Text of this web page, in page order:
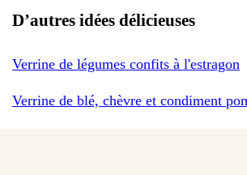
D’autres idées délicieuses
Verrine de légumes confits à l'estragon
Verrine de blé, chèvre et condiment